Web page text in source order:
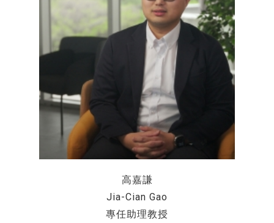
高嘉謙
Jia-Cian Gao
專任助理教授